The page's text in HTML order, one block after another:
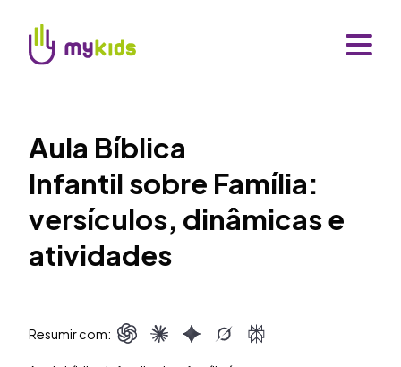
Aula Bíblica
Infantil sobre Família:
versículos, dinâmicas e
atividades
Resumir com: